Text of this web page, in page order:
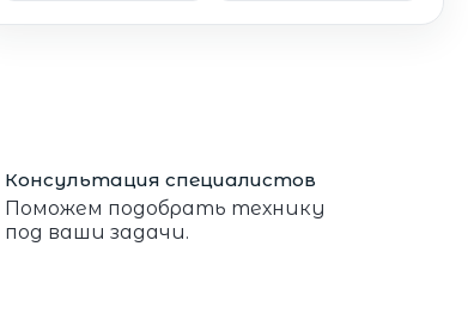
Консультация специалистов
Поможем подобрать технику
под ваши задачи.